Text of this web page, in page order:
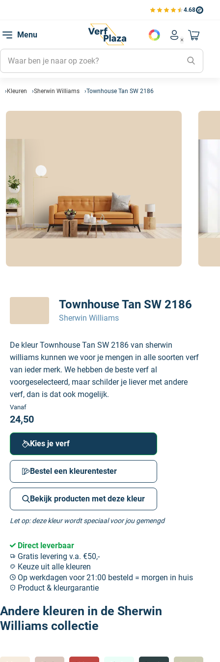
4.68
Bekijk de verfplaza
Menu
Account
Mijn
Mijn
Mijn
Naar
Kleuren Sherwin Williams Townhouse Tan SW 2186
Townhouse Tan SW 2186
Sherwin Williams
De kleur Townhouse Tan SW 2186 van sherwin
williams kunnen we voor je mengen in alle soorten verf
van ieder merk. We hebben de beste verf al
voorgeselecteerd, maar schilder je liever met andere
verf, dan is dat ook mogelijk.
Vanaf
24,50
Kies je verf
Bestel een kleurentester
Bekijk producten met deze kleur
Let op: deze kleur wordt speciaal voor jou gemengd
Direct leverbaar
Gratis levering v.a. €50,-
Keuze uit alle kleuren
Op werkdagen voor 21:00 besteld = morgen in huis
Product & kleurgarantie
Andere kleuren in de Sherwin
Williams collectie